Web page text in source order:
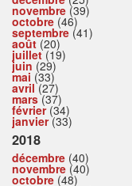
novembre (39)
octobre (46)
septembre (41)
août (20)
juillet(19)
juin (29)
mai (33)
avril(27)
mars(37)
février(34)
janvier(33)
2018
décembre (40)
novembre (40)
octobre (48)